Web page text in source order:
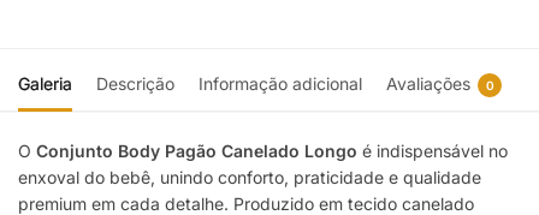
Galeria Descrição Informação adicional Avaliações 0
O Conjunto Body Pagão Canelado Longo é indispensável no
enxoval do bebê, unindo conforto, praticidade e qualidade
premium em cada detalhe. Produzido em tecido canelado